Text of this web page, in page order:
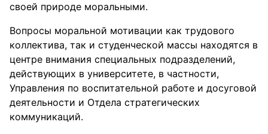
своей природе моральными.
Вопросы моральной мотивации как трудового
коллектива, так и студенческой массы находятся в
центре внимания специальных подразделений,
действующих в университете, в частности,
Управления по воспитательной работе и досуговой
деятельности и Отдела стратегических
коммуникаций.